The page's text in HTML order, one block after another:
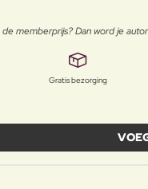
memberprijs? Dan word je
Gratis bezorging